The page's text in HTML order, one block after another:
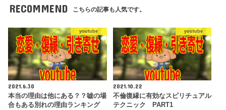
RECOMMEND こちらの記事も人気です。
youtube
2021.6.30
本当の理由は他にある？？嘘の場
合もある別れの理由ランキング
youtube
2021.10.22
不倫復縁に有効なスピリチュアル
テクニック PART1